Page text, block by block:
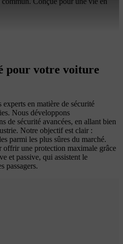
pour votre voiture
en matière de sécurité
Nous développons
de sécurité avancées, en allant bien
Notre objectif est clair :
parmi les plus sûres du marché.
offrir une protection maximale grâce
et passive, qui assistent le
passagers.